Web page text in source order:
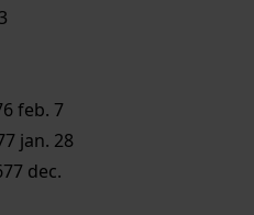
feb. 7
jan. 28
dec.